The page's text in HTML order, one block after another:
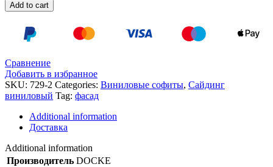
Add to cart
Сравнение
Добавить в избранное
SKU: 729-2 Categories: Виниловые софиты, Сайдинг
виниловый Tag: фасад
Additional information
Доставка
Additional information
Производитель DOCKE